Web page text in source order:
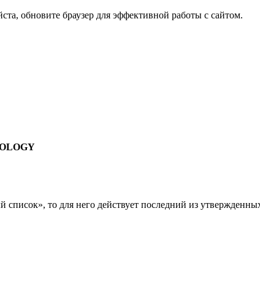
обновите браузер для эффективной работы с сайтом.
то для него действует последний из